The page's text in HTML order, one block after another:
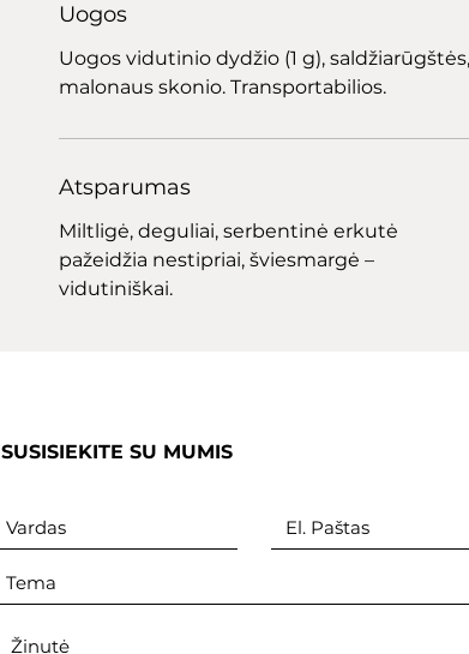
Uogos
Uogos vidutinio dydžio (1 g), saldžiarūgštės,
malonaus skonio. Transportabilios.
Atsparumas
Miltligė, deguliai, serbentinė erkutė
pažeidžia nestipriai, šviesmargė –
vidutiniškai.
SUSISIEKITE SU MUMIS